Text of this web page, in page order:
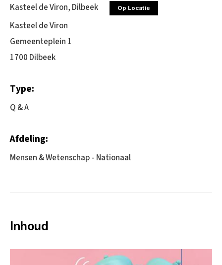
Kasteel de Viron, Dilbeek Op Locatie
Kasteel de Viron
Gemeenteplein 1
1700 Dilbeek
Type:
Q & A
Afdeling:
Mensen & Wetenschap - Nationaal
Inhoud